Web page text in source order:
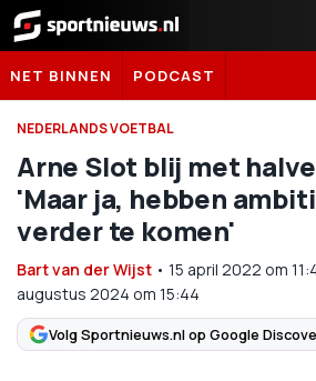
Sportnieuws.nl
NET BINNEN PODCAST
NEDERLANDS VOETBAL
Arne Slot blij met
'Maar ja, hebben
verder te komen'
Bart van der Wijst • 15 april 2022 om
augustus 2024 om 15:44
Volg Sportnieuws.nl op Google